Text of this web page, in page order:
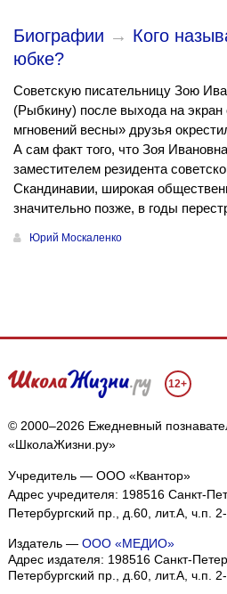
Биографии → Кого
юбке?
Советскую писательницу Зою
(Рыбкину) после выхода на
мгновений весны» друзья
А сам факт того, что Зоя
заместителем резидента
Скандинавии, широкая
значительно позже, в годы
Юрий Москаленко
12+
© 2000–2026 Ежедневный
«ШколаЖизни.ру»
Учредитель — ООО «Квантор»
Адрес учредителя: 198516 Санкт-
Петербургский пр., д.60, лит.А, ч.п.
Издатель — ООО «МЕДИО»
Адрес издателя: 198516 Санкт-
Петербургский пр., д.60, лит.А, ч.п.